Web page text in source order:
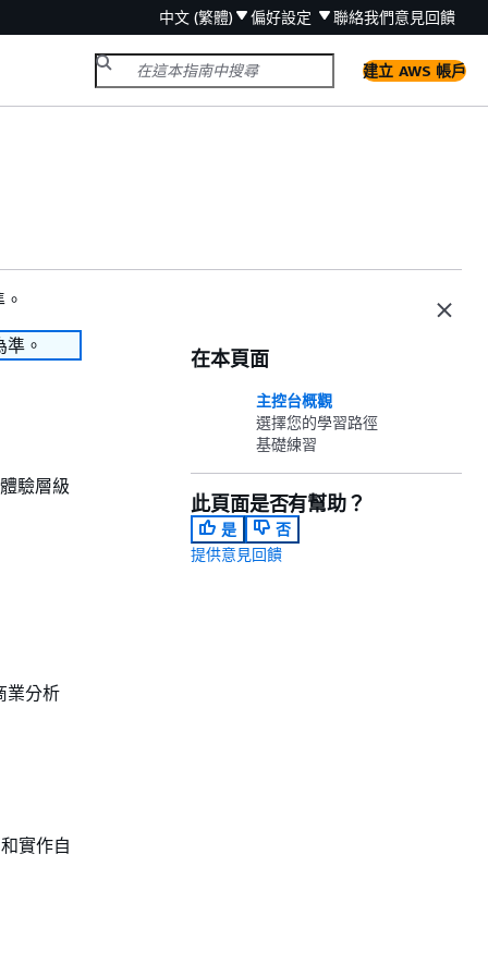
中文 (繁體) 偏好設定 聯絡我們意見回饋
建立 AWS 帳戶
。
驗層級
業分析
實作自
在本頁面
主控台概觀
選擇您的學習路徑
基礎練習
此頁面是否有幫助？
是
否
提供意見回饋